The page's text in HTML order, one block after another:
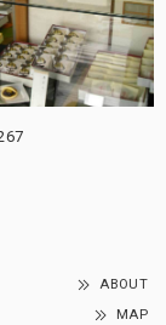
ABOUT
MAP